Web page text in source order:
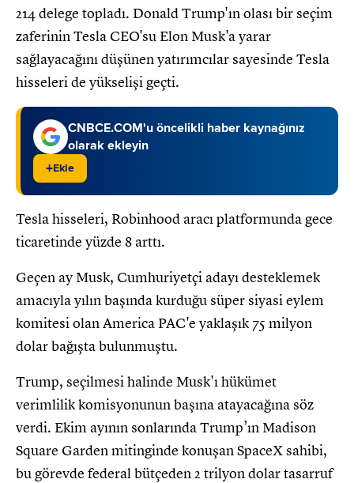
214 delege topladı. Donald Trump'ın olası bir seçim
zaferinin Tesla CEO'su Elon Musk'a yarar
sağlayacağını düşünen yatırımcılar sayesinde Tesla
hisseleri de yükselişi geçti.
CNBCE.COM'u öncelikli haber kaynağınız
olarak ekleyin
+Ekle
Tesla hisseleri, Robinhood aracı platformunda gece
ticaretinde yüzde 8 arttı.
Geçen ay Musk, Cumhuriyetçi adayı desteklemek
amacıyla yılın başında kurduğu süper siyasi eylem
komitesi olan America PAC'e yaklaşık 75 milyon
dolar bağışta bulunmuştu.
Trump, seçilmesi halinde Musk'ı hükümet
verimlilik komisyonunun başına atayacağına söz
verdi. Ekim ayının sonlarında Trump’ın Madison
Square Garden mitinginde konuşan SpaceX sahibi,
bu görevde federal bütçeden 2 trilyon dolar tasarruf